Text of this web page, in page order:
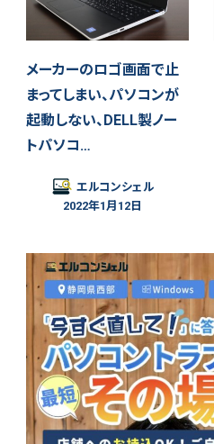
メーカーのロゴ画面で止
まってしまい、パソコンが
起動しない、DELL製ノー
トパソコ…
エルコンシェル
2022年1月12日